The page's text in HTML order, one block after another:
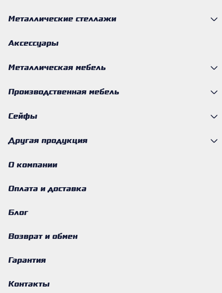
Металлические стеллажи
Аксессуары
Металлическая мебель
Производственная мебель
Сейфы
Другая продукция
О компании
Оплата и доставка
Блог
Возврат и обмен
Гарантия
Контакты